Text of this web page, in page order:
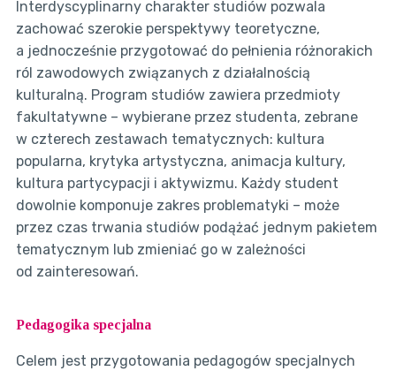
Interdyscyplinarny charakter studiów pozwala
zachować szerokie perspektywy teoretyczne,
a jednocześnie przygotować do pełnienia różnorakich
ról zawodowych związanych z działalnością
kulturalną. Program studiów zawiera przedmioty
fakultatywne – wybierane przez studenta, zebrane
w czterech zestawach tematycznych: kultura
popularna, krytyka artystyczna, animacja kultury,
kultura partycypacji i aktywizmu. Każdy student
dowolnie komponuje zakres problematyki – może
przez czas trwania studiów podążać jednym pakietem
tematycznym lub zmieniać go w zależności
od zainteresowań.
Pedagogika specjalna
Celem jest przygotowania pedagogów specjalnych